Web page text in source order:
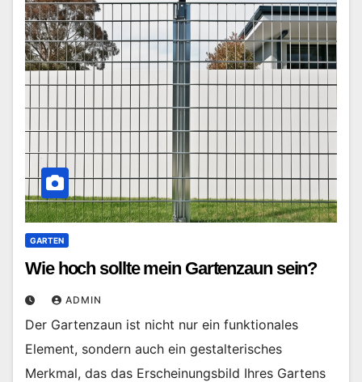
GARTEN
Wie hoch sollte mein Gartenzaun sein?
ADMIN
Der Gartenzaun ist nicht nur ein funktionales
Element, sondern auch ein gestalterisches
Merkmal, das das Erscheinungsbild Ihres Gartens